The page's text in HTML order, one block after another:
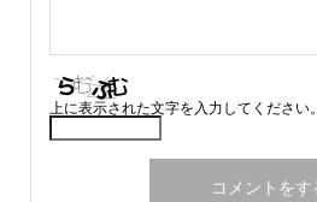
上に表示された文字を入力してください。